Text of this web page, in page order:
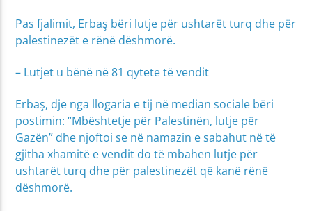
Pas fjalimit, Erbaş bëri lutje për ushtarët turq dhe për
palestinezët e rënë dëshmorë.
– Lutjet u bënë në 81 qytete të vendit
Erbaş, dje nga llogaria e tij në median sociale bëri
postimin: “Mbështetje për Palestinën, lutje për
Gazën” dhe njoftoi se në namazin e sabahut në të
gjitha xhamitë e vendit do të mbahen lutje për
ushtarët turq dhe për palestinezët që kanë rënë
dëshmorë.